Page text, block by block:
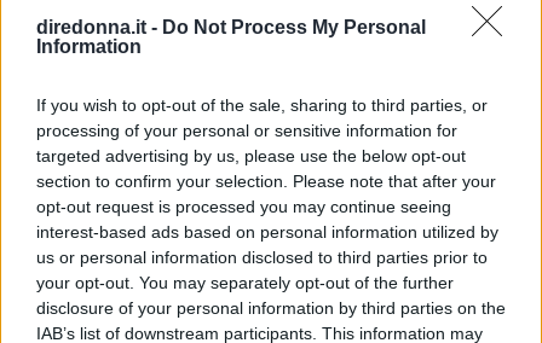
diredonna.it - Do Not Process My Personal
Information
If you wish to opt-out of the sale, sharing to third parties, or
processing of your personal or sensitive information for
targeted advertising by us, please use the below opt-out
section to confirm your selection. Please note that after your
opt-out request is processed you may continue seeing
interest-based ads based on personal information utilized by
us or personal information disclosed to third parties prior to
your opt-out. You may separately opt-out of the further
disclosure of your personal information by third parties on the
IAB’s list of downstream participants. This information may
newyorkese
ogni settore adornati di abiti in tema Gilded glamour. A
lasciare tutti senza fiato sono state però anche le unghie
abbinate agli outfit: ecco le più belle.
EMMA PIETRAROSA